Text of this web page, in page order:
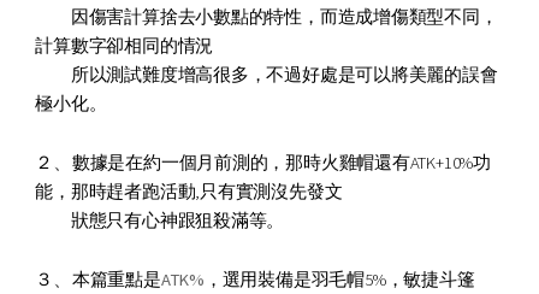
因傷害計算捨去小數點的特性，而造成增傷類型不同，
計算數字卻相同的情況
所以測試難度增高很多，不過好處是可以將美麗的誤會
極小化。
２
數據是在約一個月前測的，那時火雞帽還有ATK+10%功
能，那時趕者跑活動,只有實測沒先發文
狀態只有心神跟狙殺滿等。
３ 本篇重點是ATK% ，選用裝備是羽毛帽5%，敏捷斗篷